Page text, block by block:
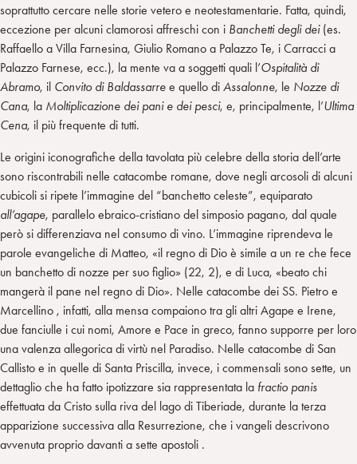
soprattutto cercare nelle storie vetero e neotestamentarie. Fatta, quindi,
eccezione per alcuni clamorosi affreschi con i Banchetti degli dei (es.
Raffaello a Villa Farnesina, Giulio Romano a Palazzo Te, i Carracci a
Palazzo Farnese, ecc.), la mente va a soggetti quali l’Ospitalità di
Abramo, il Convito di Baldassarre e quello di Assalonne, le Nozze di
Cana, la Moltiplicazione dei pani e dei pesci, e, principalmente, l’Ultima
Cena, il più frequente di tutti.
Le origini iconografiche della tavolata più celebre della storia dell’arte
sono riscontrabili nelle catacombe romane, dove negli arcosoli di alcuni
cubicoli si ripete l’immagine del “banchetto celeste”, equiparato
all’agape, parallelo ebraico-cristiano del simposio pagano, dal quale
però si differenziava nel consumo di vino. L’immagine riprendeva le
parole evangeliche di Matteo, «il regno di Dio è simile a un re che fece
un banchetto di nozze per suo figlio» (22, 2), e di Luca, «beato chi
mangerà il pane nel regno di Dio». Nelle catacombe dei SS. Pietro e
Marcellino , infatti, alla mensa compaiono tra gli altri Agape e Irene,
due fanciulle i cui nomi, Amore e Pace in greco, fanno supporre per loro
una valenza allegorica di virtù nel Paradiso. Nelle catacombe di San
Callisto e in quelle di Santa Priscilla, invece, i commensali sono sette, un
dettaglio che ha fatto ipotizzare sia rappresentata la fractio panis
effettuata da Cristo sulla riva del lago di Tiberiade, durante la terza
apparizione successiva alla Resurrezione, che i vangeli descrivono
avvenuta proprio davanti a sette apostoli .